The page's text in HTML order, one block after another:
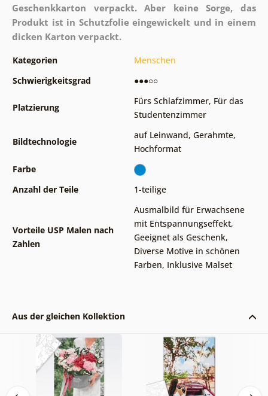
Geschenkkarton verpackt. Aber keine Sorge, das
Produkt ist in Schutzfolie eingewickelt und in einem
dicken Karton verpackt.
Kategorien
Menschen
Schwierigkeitsgrad
●●●○○
Platzierung
Fürs Schlafzimmer, Für das
Studentenzimmer
Bildtechnologie
auf Leinwand, Gerahmte,
Hochformat
Farbe
Anzahl der Teile
1-teilige
Vorteile USP Malen nach
Zahlen
Ausmalbild für Erwachsene
mit Entspannungseffekt,
Geeignet als Geschenk,
Diverse Motive in schönen
Farben, Inklusive Malset
Aus der gleichen Kollektion